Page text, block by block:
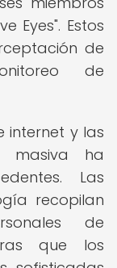
Eyes". Estos
de
de
internet y las
masiva ha
Las
recopilan
de
que los